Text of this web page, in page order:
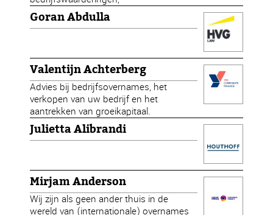
Goran Abdulla
Valentijn Achterberg
Advies bij bedrijfsovernames, het
verkopen van uw bedrijf en het
aantrekken van groeikapitaal.
Julietta Alibrandi
Mirjam Anderson
Wij zijn als geen ander thuis in de
wereld van (internationale) overnames